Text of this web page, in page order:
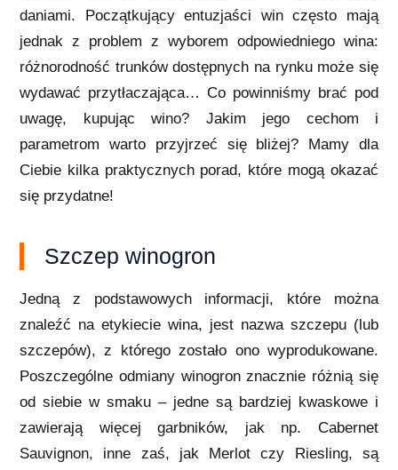
daniami. Początkujący entuzjaści win często mają
jednak z problem z wyborem odpowiedniego wina:
różnorodność trunków dostępnych na rynku może się
wydawać przytłaczająca… Co powinniśmy brać pod
uwagę, kupując wino? Jakim jego cechom i
parametrom warto przyjrzeć się bliżej? Mamy dla
Ciebie kilka praktycznych porad, które mogą okazać
się przydatne!
Szczep winogron
Jedną z podstawowych informacji, które można
znaleźć na etykiecie wina, jest nazwa szczepu (lub
szczepów), z którego zostało ono wyprodukowane.
Poszczególne odmiany winogron znacznie różnią się
od siebie w smaku – jedne są bardziej kwaskowe i
zawierają więcej garbników, jak np. Cabernet
Sauvignon, inne zaś, jak Merlot czy Riesling, są